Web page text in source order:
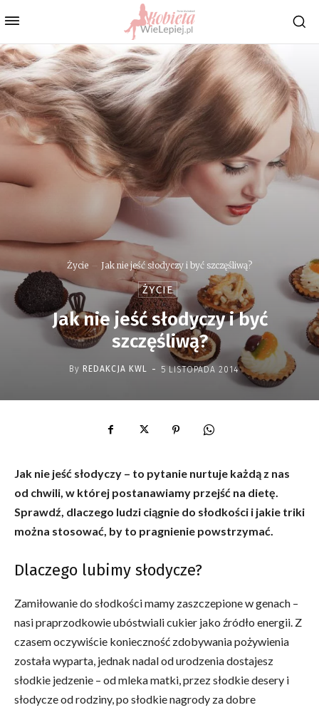
Życie Jak nie jeść słodyczy i być szczęśliwą?
ŻYCIE
Jak nie jeść słodyczy i być
szczęśliwą?
By REDAKCJA KWL - 5 LISTOPADA 2014
Jak nie jeść słodyczy – to pytanie nurtuje każdą z nas
od chwili, w której postanawiamy przejść na dietę.
Sprawdź, dlaczego ludzi ciągnie do słodkości i jakie triki
można stosować, by to pragnienie powstrzymać.
Dlaczego lubimy słodycze?
Zamiłowanie do słodkości mamy zaszczepione w genach –
nasi praprzodkowie ubóstwiali cukier jako źródło energii. Z
czasem oczywiście konieczność zdobywania pożywienia
została wyparta, jednak nadal od urodzenia dostajesz
słodkie jedzenie – od mleka matki, przez słodkie desery i
słodycze od rodziny, po słodkie nagrody za dobre